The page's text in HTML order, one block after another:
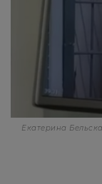
Екатерина